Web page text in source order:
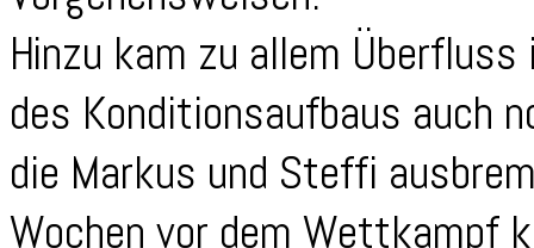
Hinzu kam zu allem
des Konditionsaufbaus auch
die Markus und Steffi
Wochen vor dem Wettkampf